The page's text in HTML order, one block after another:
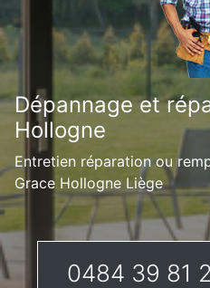
Dépannage et
Hollogne
Entretien réparation ou
Grace Hollogne Liège
0484 39 81